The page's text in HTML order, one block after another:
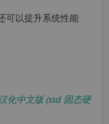
可以提升系统性能
化中文版 (ssd 固态硬